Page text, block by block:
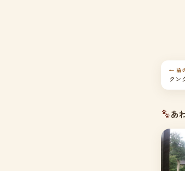
← 前
クン
あ